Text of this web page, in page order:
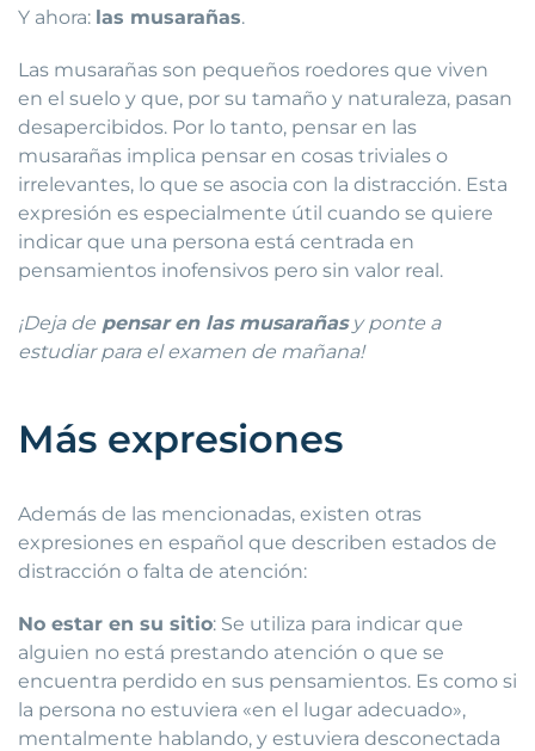
Y ahora: las musarañas.
Las musarañas son pequeños roedores que viven
en el suelo y que, por su tamaño y naturaleza, pasan
desapercibidos. Por lo tanto, pensar en las
musarañas implica pensar en cosas triviales o
irrelevantes, lo que se asocia con la distracción. Esta
expresión es especialmente útil cuando se quiere
indicar que una persona está centrada en
pensamientos inofensivos pero sin valor real.
¡Deja de pensar en las musarañasy ponte a
estudiar para el examen de mañana!
Más expresiones
Además de las mencionadas, existen otras
expresiones en español que describen estados de
distracción o falta de atención:
No estar en su sitio: Se utiliza para indicar que
alguien no está prestando atención o que se
encuentra perdido en sus pensamientos. Es como si
la persona no estuviera «en el lugar adecuado»,
mentalmente hablando, y estuviera desconectada